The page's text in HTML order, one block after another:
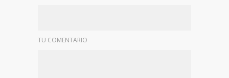
TU COMENTARIO